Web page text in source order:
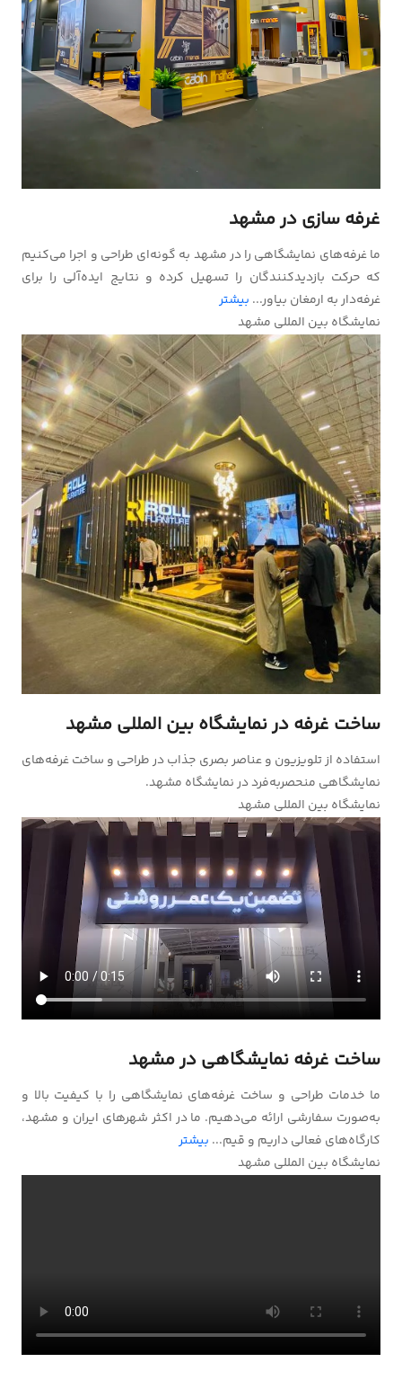
غرفه سازی در مشهد
ما غرفه‌های نمایشگاهی را در مشهد به گونه‌ای طراحی و اجرا می‌کنیم
که حرکت بازدیدکنندگان را تسهیل کرده و نتایج ایده‌آلی را برای
غرفه‌دار به ارمغان بیاور... بیشتر
نمایشگاه بین المللی مشهد
ساخت غرفه در نمایشگاه بین المللی مشهد
استفاده از تلویزیون‌ و عناصر بصری جذاب در طراحی و ساخت غرفه‌های
نمایشگاهی منحصربه‌فرد در نمایشگاه مشهد.
نمایشگاه بین المللی مشهد
ساخت غرفه نمایشگاهی در مشهد
ما خدمات طراحی و ساخت غرفه‌های نمایشگاهی را با کیفیت بالا و
به‌صورت سفارشی ارائه می‌دهیم. ما در اکثر شهرهای ایران و مشهد،
کارگاه‌های فعالی داریم و قیم... بیشتر
نمایشگاه بین المللی مشهد